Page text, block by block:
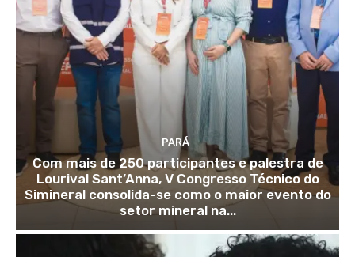
PARÁ
Com mais de 250 participantes e palestra de
Lourival Sant’Anna, V Congresso Técnico do
Simineral consolida-se como o maior evento do
setor mineral na...